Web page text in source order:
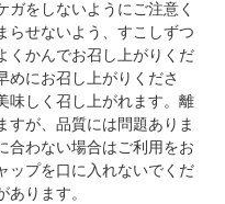
ガをしないようにご注意く
らせないよう、すこしずつ
くかんでお召し上がりくだ
めにお召し上がりくださ
味しく召し上がれます。離
すが、品質には問題ありま
合わない場合はご利用をお
ップを口に入れないでくだ
あります。